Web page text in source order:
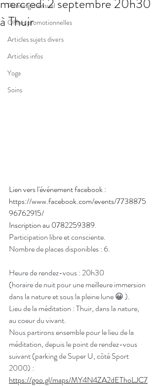
Planning mensuel
Offres promotionnelles
Articles sujets divers
Articles infos
Yoga
Soins
mercredi 2 septembre 20h30
à Thuir
Lien vers l'événement facebook :
https://www.facebook.com/events/7738875
96762915/
Inscription au 0782259389.
Participation libre et consciente.
Nombre de places disponibles : 6.
Heure de rendez-vous : 20h30
(horaire de nuit pour une meilleure immersion
dans la nature et sous la pleine lune 😀 ).
Lieu de la méditation : Thuir, dans la nature,
au coeur du vivant.
Nous partirons ensemble pour le lieu de la
méditation, depuis le point de rendez-vous
suivant (parking de Super U, côté Sport
2000) :
https://goo.gl/maps/MY4N4ZA2dEThoLJC7